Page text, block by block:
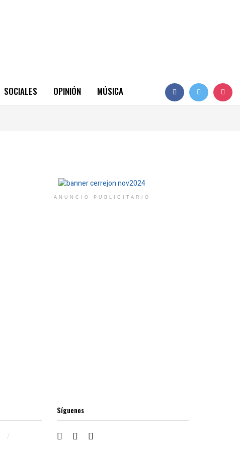
SOCIALES OPINIÓN MÚSICA
ANUNCIO PUBLICITARIO
Síguenos